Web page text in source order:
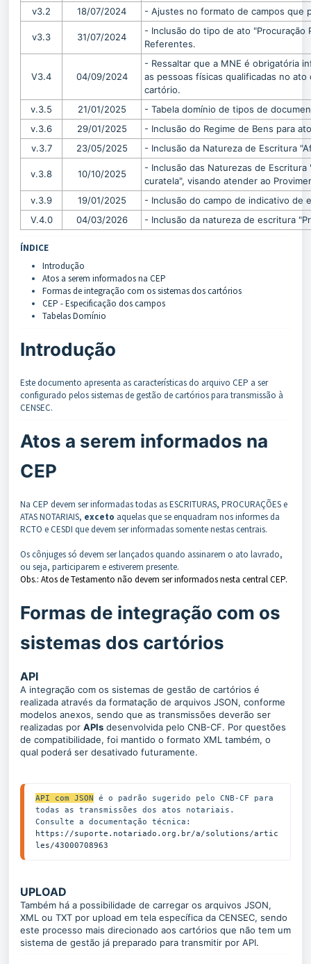
v3.2
18/07/2024 - Ajustes no formato de campos que
v3.3 31/07/2024
- Inclusão do tipo de ato "Procuração
Referentes.
V3.4 04/09/2024
- Ressaltar que a MNE é obrigatória
as pessoas físicas qualificadas no
cartório.
v.3.5
21/01/2025
- Tabela domínio de tipos de
v.3.6
29/01/2025
- Inclusão do Regime de Bens para
v.3.7
23/05/2025 - Inclusão da Natureza de Escritura
v.3.8 10/10/2025
- Inclusão das Naturezas de
curatela", visando atender ao
v.3.9
19/01/2025
- Inclusão do campo de indicativo de
V.4.0
04/03/2026 - Inclusão da natureza de escritura
ÍNDICE
Introdução
Atos a serem informados na CEP
Formas de integração com os sistemas dos cartórios
CEP - Especificação dos campos
Tabelas Domínio
Introdução
Este documento apresenta as características do arquivo CEP a ser
configurado pelos sistemas de gestão de cartórios para transmissão à
CENSEC.
Atos a serem informados na
CEP
Na CEP devem ser informadas todas as ESCRITURAS, PROCURAÇÕES e
ATAS NOTARIAIS, exceto aquelas que se enquadram nos informes da
RCTO e CESDI que devem ser informadas somente nestas centrais.
Os cônjuges só devem ser lançados quando assinarem o ato lavrado,
ou seja, participarem e estiverem presente.
Obs.: Atos de Testamento não devem ser informados nesta central CEP.
Formas de integração com os
sistemas dos cartórios
API
A integração com os sistemas de gestão de cartórios é
realizada através da formatação de arquivos JSON, conforme
modelos anexos, sendo que as transmissões deverão ser
realizadas por APIs desenvolvida pelo CNB-CF. Por questões
de compatibilidade, foi mantido o formato XML também, o
qual poderá ser desativado futuramente.
API com JSON é o padrão sugerido pelo CNB-CF para
todas as transmissões dos atos notariais.
Consulte a documentação técnica:
https://suporte.notariado.org.br/a/solutions/artic
les/43000708963
UPLOAD
Também há a possibilidade de carregar os arquivos JSON,
XML ou TXT por upload em tela específica da CENSEC, sendo
este processo mais direcionado aos cartórios que não tem um
sistema de gestão já preparado para transmitir por API.